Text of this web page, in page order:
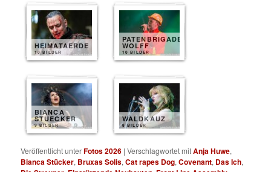
HEIMATAERDE
10 BILDER
PATENBRIGADE
WOLFF
10 BILDER
BIANCA
STUECKER
9 BILDER
WALDKAUZ
8 BILDER
Veröffentlicht unterFotos 2026 |Verschlagwortet mitAnja Huwe,
Bianca Stücker, Bruxas Solis,Cat rapes Dog,Covenant, Das Ich,